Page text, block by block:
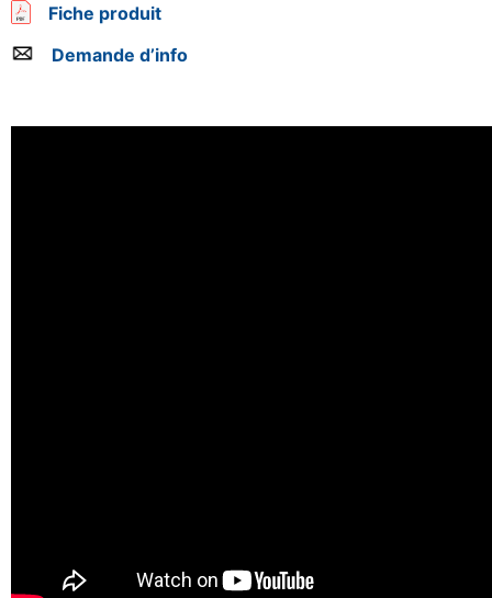
Fiche produit
Demande d’info